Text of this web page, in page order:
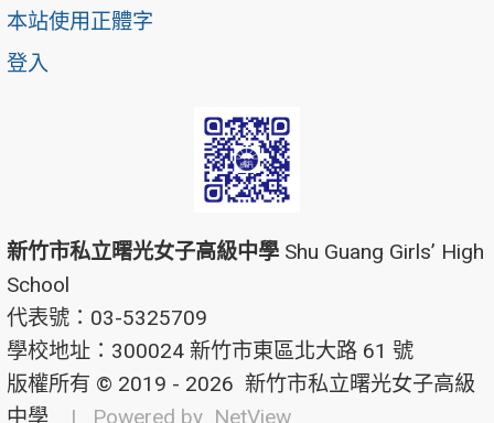
本站使用正體字
登入
新竹市私立曙光女子高級中學 Shu Guang Girls’ High
School
代表號：03-5325709
學校地址：300024 新竹市東區北大路 61 號
版權所有 © 2019 - 2026 新竹市私立曙光女子高級
中學
| Powered by NetView